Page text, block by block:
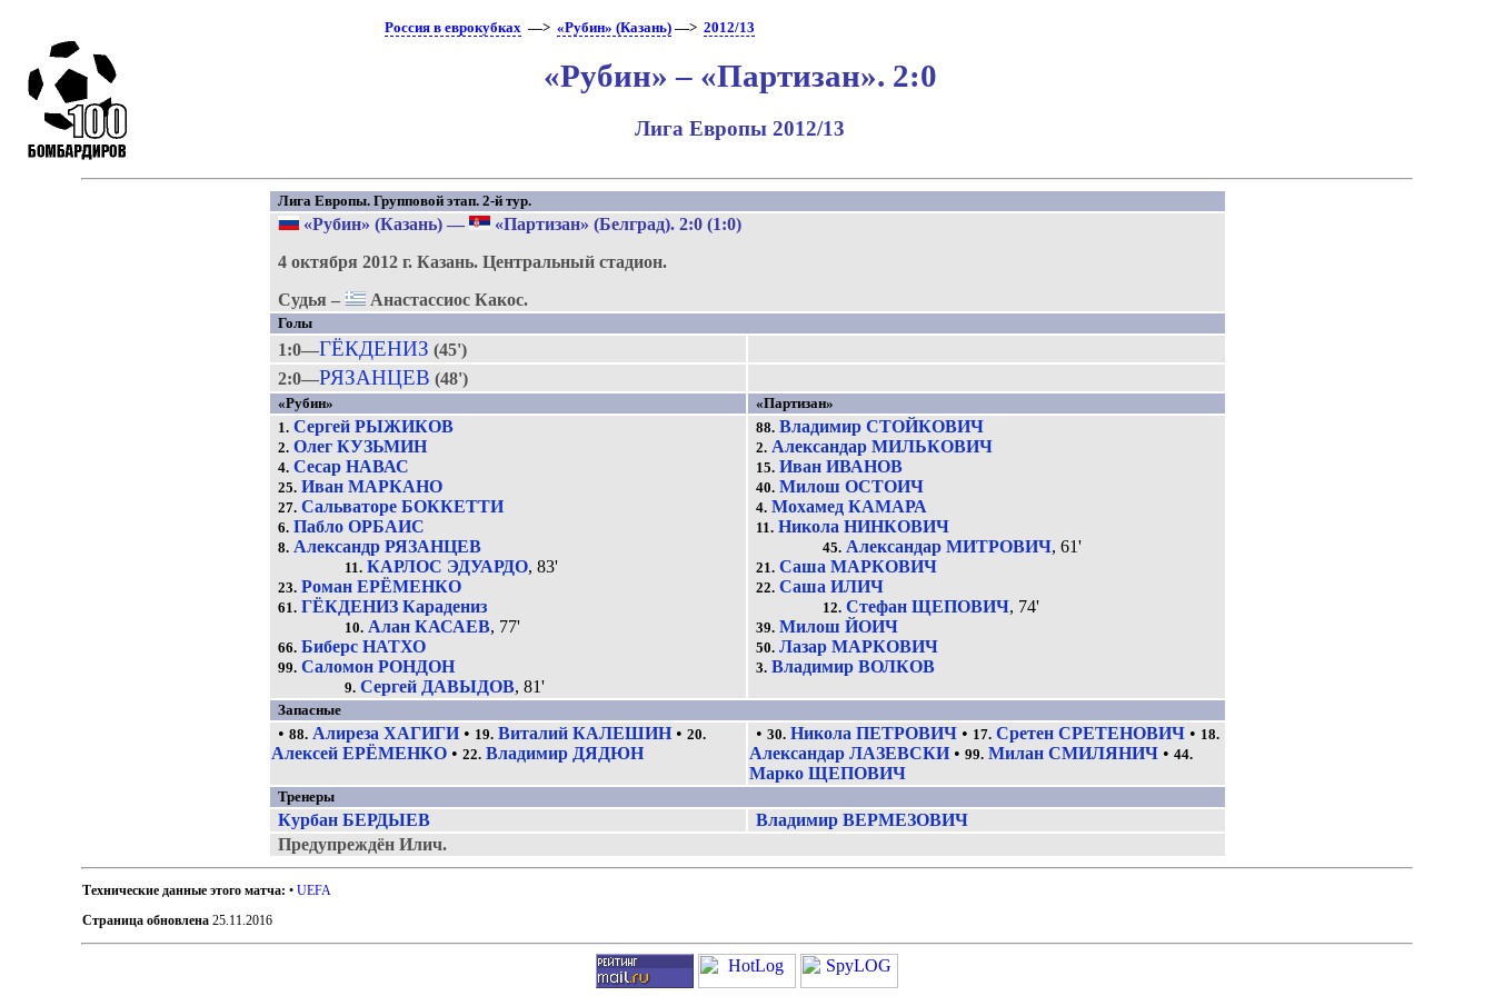
Россия в еврокубках—> «Рубин» (Казань)—> 2012/13
«Рубин» – «Партизан». 2:0
Лига Европы 2012/13
Лига Европы. Групповой этап. 2-й тур.
«Рубин» (Казань) — «Партизан» (Белград). 2:0 (1:0)
4 октября 2012 г.Казань.Центральный стадион.
Судья –
Анастассиос Какос.
Голы
1:0—ГЁКДЕНИЗ (45')
2:0—РЯЗАНЦЕВ (48')
«Рубин» «Партизан»
1. Сергей РЫЖИКОВ
2. Олег КУЗЬМИН
4. Сесар НАВАС
25. Иван МАРКАНО
27. Сальваторе БОККЕТТИ
6. Пабло ОРБАИС
8. Александр РЯЗАНЦЕВ
11. КАРЛОС ЭДУАРДО, 83'
23. Роман ЕРЁМЕНКО
61. ГЁКДЕНИЗ Карадениз
10. Алан КАСАЕВ, 77'
66. Биберс НАТХО
99. Саломон РОНДОН
9. Сергей ДАВЫДОВ, 81'
88. Владимир СТОЙКОВИЧ
2. Александар МИЛЬКОВИЧ
15. Иван ИВАНОВ
40. Милош ОСТОИЧ
4. Мохамед КАМАРА
11. Никола НИНКОВИЧ
45. Александар МИТРОВИЧ, 61'
21. Саша МАРКОВИЧ
22. Саша ИЛИЧ
12. Стефан ЩЕПОВИЧ, 74'
39. Милош ЙОИЧ
50. Лазар МАРКОВИЧ
3. Владимир ВОЛКОВ
Запасные
•88. Алиреза ХАГИГИ • 19. Виталий КАЛЕШИН •20.
Алексей ЕРЁМЕНКО• 22. Владимир ДЯДЮН
•30. Никола ПЕТРОВИЧ • 17. Сретен СРЕТЕНОВИЧ • 18.
Александар ЛАЗЕВСКИ• 99. Милан СМИЛЯНИЧ• 44.
Марко ЩЕПОВИЧ
Тренеры
Курбан БЕРДЫЕВ
Владимир ВЕРМЕЗОВИЧ
Предупреждён Илич.
Технические данные этого матча: •UEFA
Страница обновлена 25.11.2016